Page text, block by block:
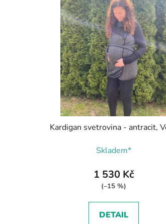
Kardigan svetrovina - antracit,
Skladem*
1 530 Kč
(–15 %)
DETAIL